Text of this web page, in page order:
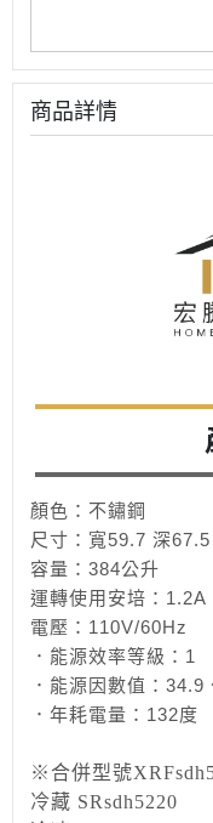
商品詳情
顏色：不鏽鋼
尺寸：寬59.7 深
容量：384公升
運轉使用安培：1.2A
電壓：110V/60Hz
．能源效率等級：1
．能源因數值：34.9
．年耗電量：132度
※合併型號
冷藏 SRsdh5220